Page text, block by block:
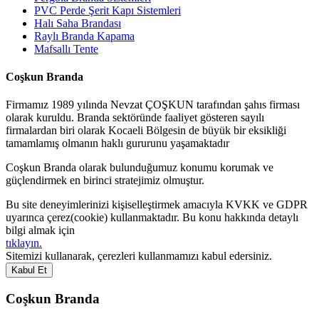
PVC Perde Şerit Kapı Sistemleri
Halı Saha Brandası
Raylı Branda Kapama
Mafsallı Tente
Coşkun Branda
Firmamız 1989 yılında Nevzat ÇOŞKUN tarafından şahıs firması
olarak kuruldu. Branda sektöründe faaliyet gösteren sayılı
firmalardan biri olarak Kocaeli Bölgesin de büyük bir eksikliği
tamamlamış olmanın haklı gururunu yaşamaktadır
Coşkun Branda olarak bulunduğumuz konumu korumak ve
güçlendirmek en birinci stratejimiz olmuştur.
Bu site deneyimlerinizi kişiselleştirmek amacıyla KVKK ve GDPR
uyarınca çerez(cookie) kullanmaktadır. Bu konu hakkında detaylı
bilgi almak için
tıklayın.
Sitemizi kullanarak, çerezleri kullanmamızı kabul edersiniz.
Kabul Et
Coşkun Branda